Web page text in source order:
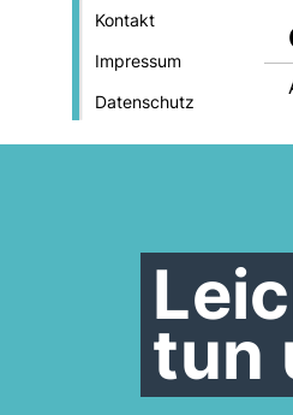
Kontakt
Impressum
Datenschutz
tun